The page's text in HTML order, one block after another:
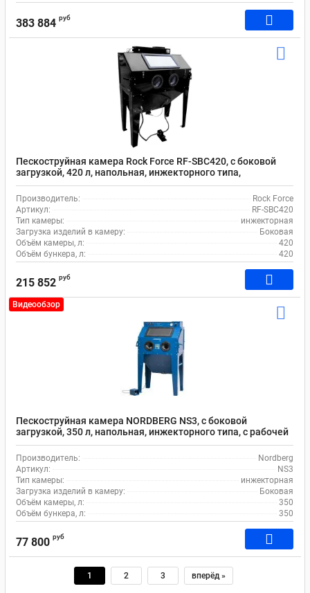
383 884 руб
Пескоструйная камера Rock Force RF-SBC420, с боковой
загрузкой, 420 л, напольная, инжекторного типа,
пневматическая, с электродвигателем
Производитель:
Rock Force
Артикул:
RF-SBC420
Тип камеры:
инжекторная
Загрузка изделий в камеру:
Боковая
Объём камеры, л:
420
Объём бункера, л:
420
215 852 руб
Видеообзор
Пескоструйная камера NORDBERG NS3, с боковой
загрузкой, 350 л, напольная, инжекторного типа, с рабочей
зоной 945x605x605
Производитель:
Nordberg
Артикул:
NS3
Тип камеры:
инжекторная
Загрузка изделий в камеру:
Боковая
Объём камеры, л:
350
Объём бункера, л:
350
77 800 руб
1 2 3 вперёд »